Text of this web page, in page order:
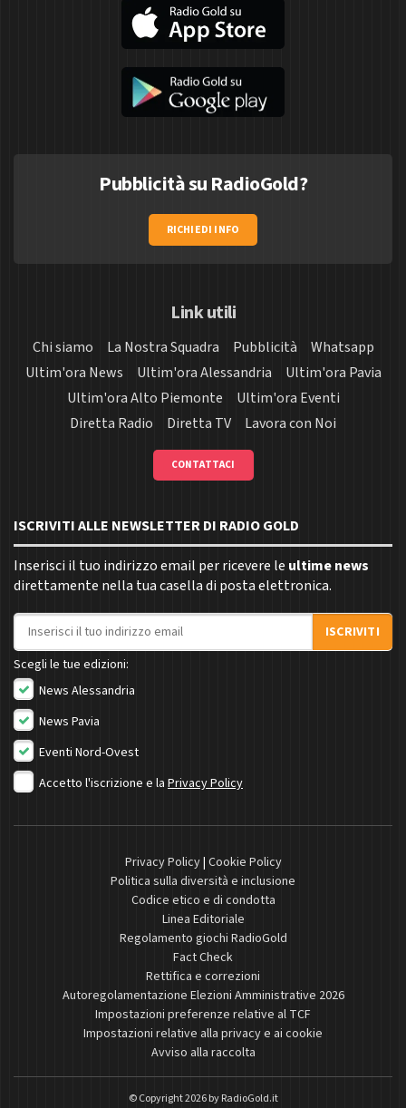
Pubblicità su RadioGold?
RICHIEDI INFO
Link utili
Chi siamo La Nostra Squadra Pubblicità
Whatsapp
Ultim'ora News
Ultim'ora Alessandria
Ultim'ora Pavia
Ultim'ora Alto Piemonte
Ultim'ora Eventi
Diretta Radio
Diretta TV Lavora con Noi
CONTATTACI
ISCRIVITI ALLE NEWSLETTER DI RADIO GOLD
Inserisci il tuo indirizzo email per ricevere le ultime news
direttamente nella tua casella di posta elettronica.
Indirizzo email
ISCRIVITI
Scegli le tue edizioni:
News Alessandria
News Pavia
Eventi Nord-Ovest
Accetto l'iscrizione e la Privacy Policy
Privacy Policy| Cookie Policy
Politica sulla diversità e inclusione
Codice etico e di condotta
Linea Editoriale
Regolamento giochi RadioGold
Fact Check
Rettifica e correzioni
Autoregolamentazione Elezioni Amministrative 2026
Impostazioni preferenze relative al TCF
Impostazioni relative alla privacy e ai cookie
Avviso alla raccolta
© Copyright 2026 byRadioGold.it